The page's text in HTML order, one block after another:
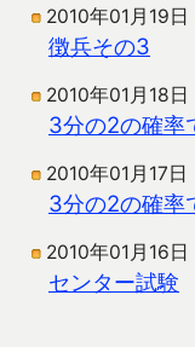
2010年01月19日
徴兵その3
2010年01月18日
3分の2の確率
2010年01月17日
3分の2の確率
2010年01月16日
センター試験